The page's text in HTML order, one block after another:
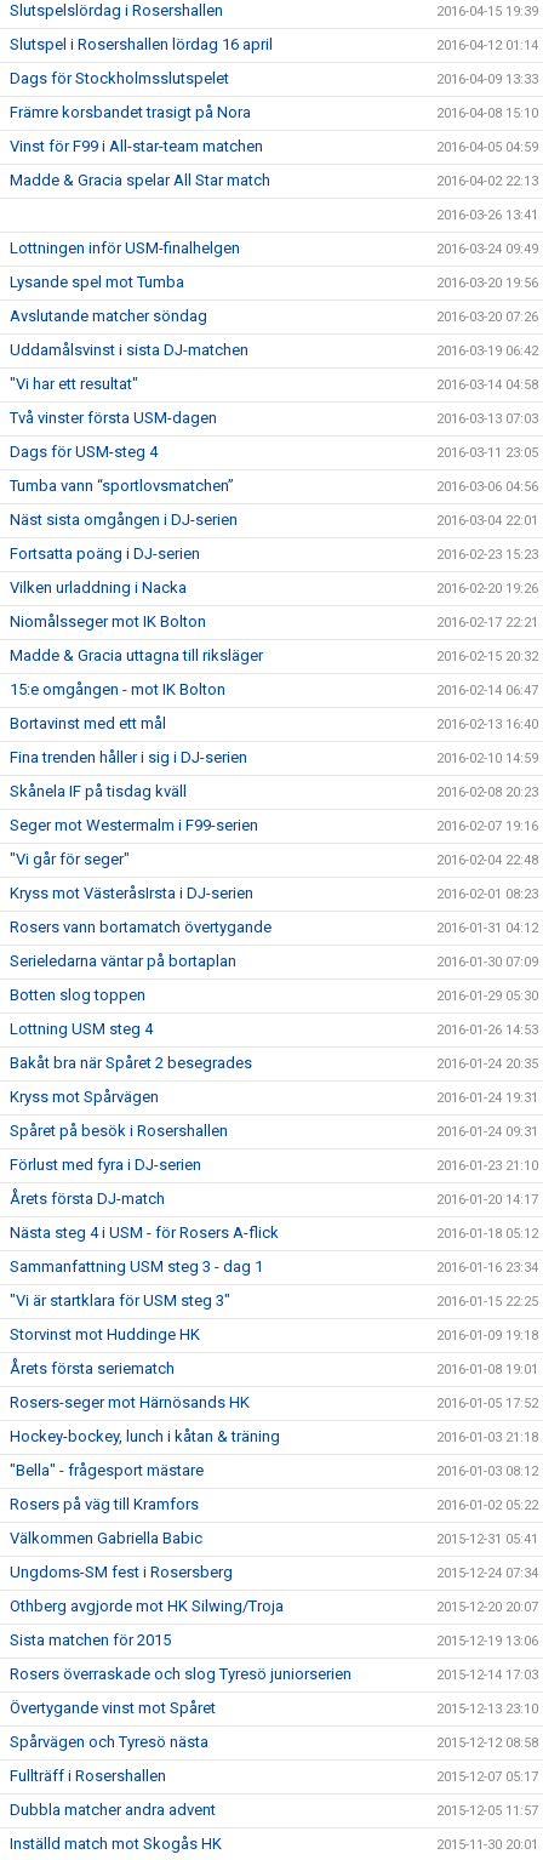
Slutspelslördag i Rosershallen 2016-04-15 19:39
Slutspel i Rosershallen lördag 16 april 2016-04-12 01:14
Dags för Stockholmsslutspelet 2016-04-09 13:33
Främre korsbandet trasigt på Nora 2016-04-08 15:10
Vinst för F99 i All-star-team matchen 2016-04-05 04:59
Madde & Gracia spelar All Star match 2016-04-02 22:13
2016-03-26 13:41
Lottningen inför USM-finalhelgen 2016-03-24 09:49
Lysande spel mot Tumba 2016-03-20 19:56
Avslutande matcher söndag 2016-03-20 07:26
Uddamålsvinst i sista DJ-matchen 2016-03-19 06:42
"Vi har ett resultat" 2016-03-14 04:58
Två vinster första USM-dagen 2016-03-13 07:03
Dags för USM-steg 4 2016-03-11 23:05
Tumba vann “sportlovsmatchen” 2016-03-06 04:56
Näst sista omgången i DJ-serien 2016-03-04 22:01
Fortsatta poäng i DJ-serien 2016-02-23 15:23
Vilken urladdning i Nacka 2016-02-20 19:26
Niomålsseger mot IK Bolton 2016-02-17 22:21
Madde & Gracia uttagna till riksläger 2016-02-15 20:32
15:e omgången - mot IK Bolton 2016-02-14 06:47
Bortavinst med ett mål 2016-02-13 16:40
Fina trenden håller i sig i DJ-serien 2016-02-10 14:59
Skånela IF på tisdag kväll 2016-02-08 20:23
Seger mot Westermalm i F99-serien 2016-02-07 19:16
"Vi går för seger" 2016-02-04 22:48
Kryss mot VästeråsIrsta i DJ-serien 2016-02-01 08:23
Rosers vann bortamatch övertygande 2016-01-31 04:12
Serieledarna väntar på bortaplan 2016-01-30 07:09
Botten slog toppen 2016-01-29 05:30
Lottning USM steg 4 2016-01-26 14:53
Bakåt bra när Spåret 2 besegrades 2016-01-24 20:35
Kryss mot Spårvägen 2016-01-24 19:31
Spåret på besök i Rosershallen 2016-01-24 09:31
Förlust med fyra i DJ-serien 2016-01-23 21:10
Årets första DJ-match 2016-01-20 14:17
Nästa steg 4 i USM - för Rosers A-flick 2016-01-18 05:12
Sammanfattning USM steg 3 - dag 1 2016-01-16 23:34
"Vi är startklara för USM steg 3" 2016-01-15 22:25
Storvinst mot Huddinge HK 2016-01-09 19:18
Årets första seriematch 2016-01-08 19:01
Rosers-seger mot Härnösands HK 2016-01-05 17:52
Hockey-bockey, lunch i kåtan & träning 2016-01-03 21:18
"Bella" - frågesport mästare 2016-01-03 08:12
Rosers på väg till Kramfors 2016-01-02 05:22
Välkommen Gabriella Babic 2015-12-31 05:41
Ungdoms-SM fest i Rosersberg 2015-12-24 07:34
Othberg avgjorde mot HK Silwing/Troja 2015-12-20 20:07
Sista matchen för 2015 2015-12-19 13:06
Rosers överraskade och slog Tyresö juniorserien 2015-12-14 17:03
Övertygande vinst mot Spåret 2015-12-13 23:10
Spårvägen och Tyresö nästa 2015-12-12 08:58
Fullträff i Rosershallen 2015-12-07 05:17
Dubbla matcher andra advent 2015-12-05 11:57
Inställd match mot Skogås HK 2015-11-30 20:01